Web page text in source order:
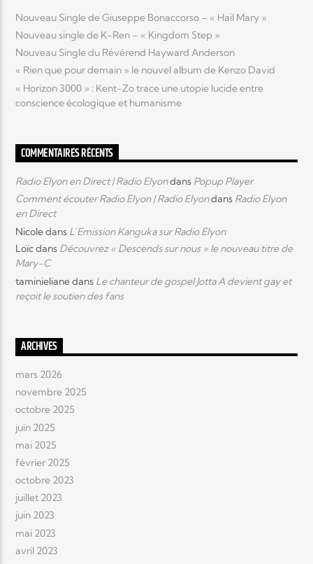
Nouveau Single de Giuseppe Bonaccorso – « Hail Mary »
Nouveau single de K-Ren – « Kingdom Step »
Nouveau Single du Révérend Hayward Anderson
« Rien que pour demain » le nouvel album de Kenzo David
« Horizon 3000 » : Kent-Zo trace une utopie lucide entre
conscience écologique et humanisme
COMMENTAIRES RÉCENTS
Radio Elyon en Direct | Radio Elyondans Popup Player
Comment écouter Radio Elyon | Radio Elyondans Radio Elyon
en Direct
Nicoledans L’Emission Kanguka sur Radio Elyon
Loïcdans Découvrez « Descends sur nous » le nouveau titre de
Mary-C
taminielianedans Le chanteur de gospel Jotta A devient gay et
reçoit le soutien des fans
ARCHIVES
mars 2026
novembre 2025
octobre 2025
juin 2025
mai 2025
février 2025
octobre 2023
juillet 2023
juin 2023
mai 2023
avril 2023